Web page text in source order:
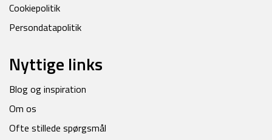
Cookiepolitik
Persondatapolitik
Nyttige links
Blog og inspiration
Om os
Ofte stillede spørgsmål